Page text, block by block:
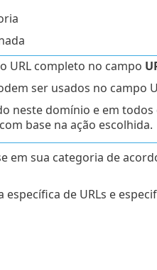
URL completo no campo
ser usados no campo
neste domínio e em
base na ação escolhida.
em sua categoria de
de URLs e